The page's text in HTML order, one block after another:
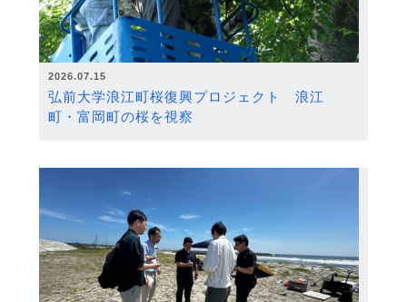
2026.07.15
弘前大学浪江町桜復興プロジェクト 浪江
町・富岡町の桜を視察